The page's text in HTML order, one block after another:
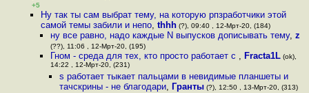
+5
Ну так ты сам выбрат тему, на которую рпзработчики этой
самой темы забили и непо,thhh (?), 09:40 , 12-Мрт-20, (184)
ну все равно, надо каждые N выпусков дописывать тему, z
(??), 11:06 , 12-Мрт-20, (195)
Гном - среда для тех, кто просто работает с , Fracta1L(ok),
14:22 , 12-Мрт-20, (231)
s работает тыкает пальцами в невидимые планшеты и
тачскрины - не благодари, Гранты(?), 12:50 , 13-Мрт-20, (313)